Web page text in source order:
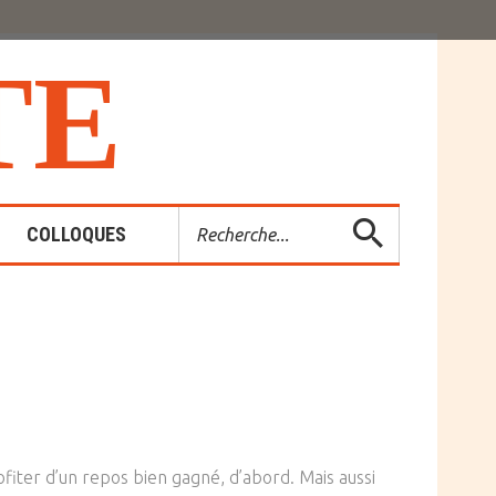
E
COLLOQUES
Rechercher
d’un repos bien gagné, d’abord. Mais aussi